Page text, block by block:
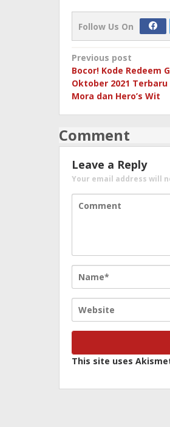
Follow Us On
Post
navigation
Previous post
Bocor! Kode Redeem
Oktober 2021
Mora dan Hero’s Wit
Comment
Leave a Reply
Your email address will
This site uses